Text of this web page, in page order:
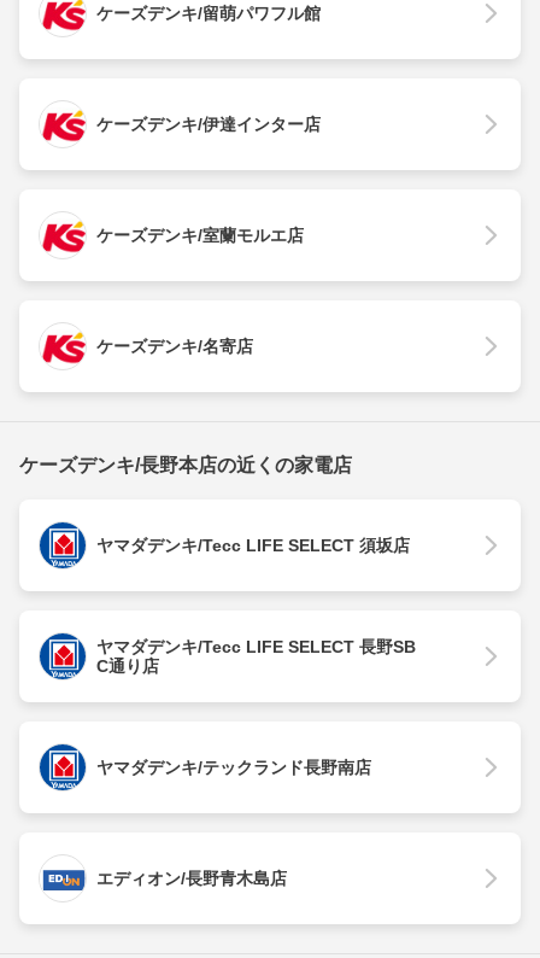
ケーズデンキ/留萌パワフル館
ケーズデンキ/伊達インター店
ケーズデンキ/室蘭モルエ店
ケーズデンキ/名寄店
ケーズデンキ/長野本店の近くの家電店
ヤマダデンキ/Tecc LIFE SELECT 須坂店
ヤマダデンキ/Tecc LIFE SELECT 長野SB
C通り店
ヤマダデンキ/テックランド長野南店
エディオン/長野青木島店